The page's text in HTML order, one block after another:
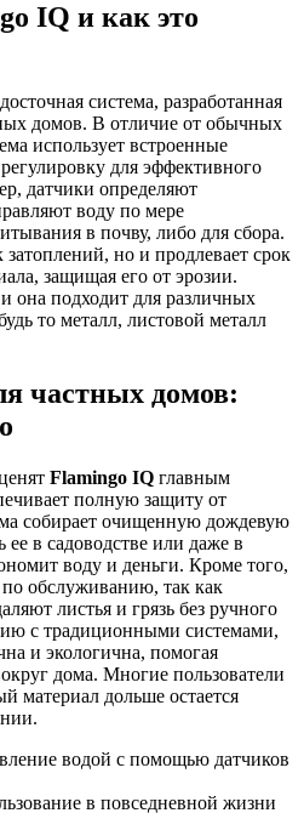
IQ и как это
система, разработанная
домов. В отличие от обычных
использует встроенные
для эффективного
датчики определяют
воду по мере
в почву, либо для сбора.
но и продлевает срок
защищая его от эрозии.
она подходит для различных
то металл, листовой металл
частных домов:
Flamingo IQ главным
полную защиту от
собирает очищенную дождевую
ее в садоводстве или даже в
воду и деньги. Кроме того,
обслуживанию, так как
листья и грязь без ручного
с традиционными системами,
и экологична, помогая
дома. Многие пользователи
материал дольше остается
водой с помощью датчиков
в повседневной жизни